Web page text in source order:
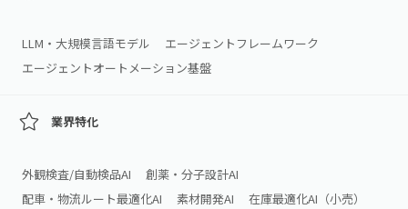
LLM・大規模言語モデル
エージェントフレームワーク
エージェントオートメーション基盤
業界特化
外観検査/自動検品AI
創薬・分子設計AI
配車・物流ルート最適化AI
素材開発AI
在庫最適化AI（小売）